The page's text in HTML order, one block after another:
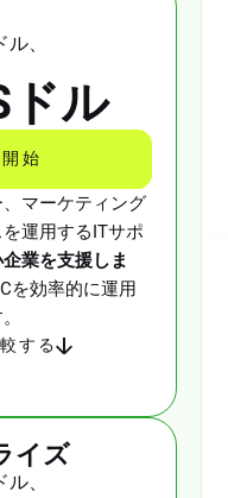
、
ドル
始
マーケティング
運用するITサポ
業を支援しま
を効率的に運用
する
イズ
、